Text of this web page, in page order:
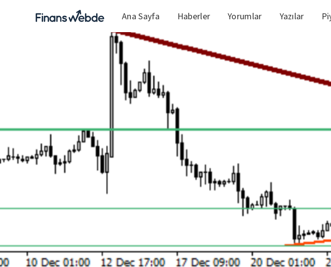
Ana Sayfa Haberler Yorumlar Yazılar